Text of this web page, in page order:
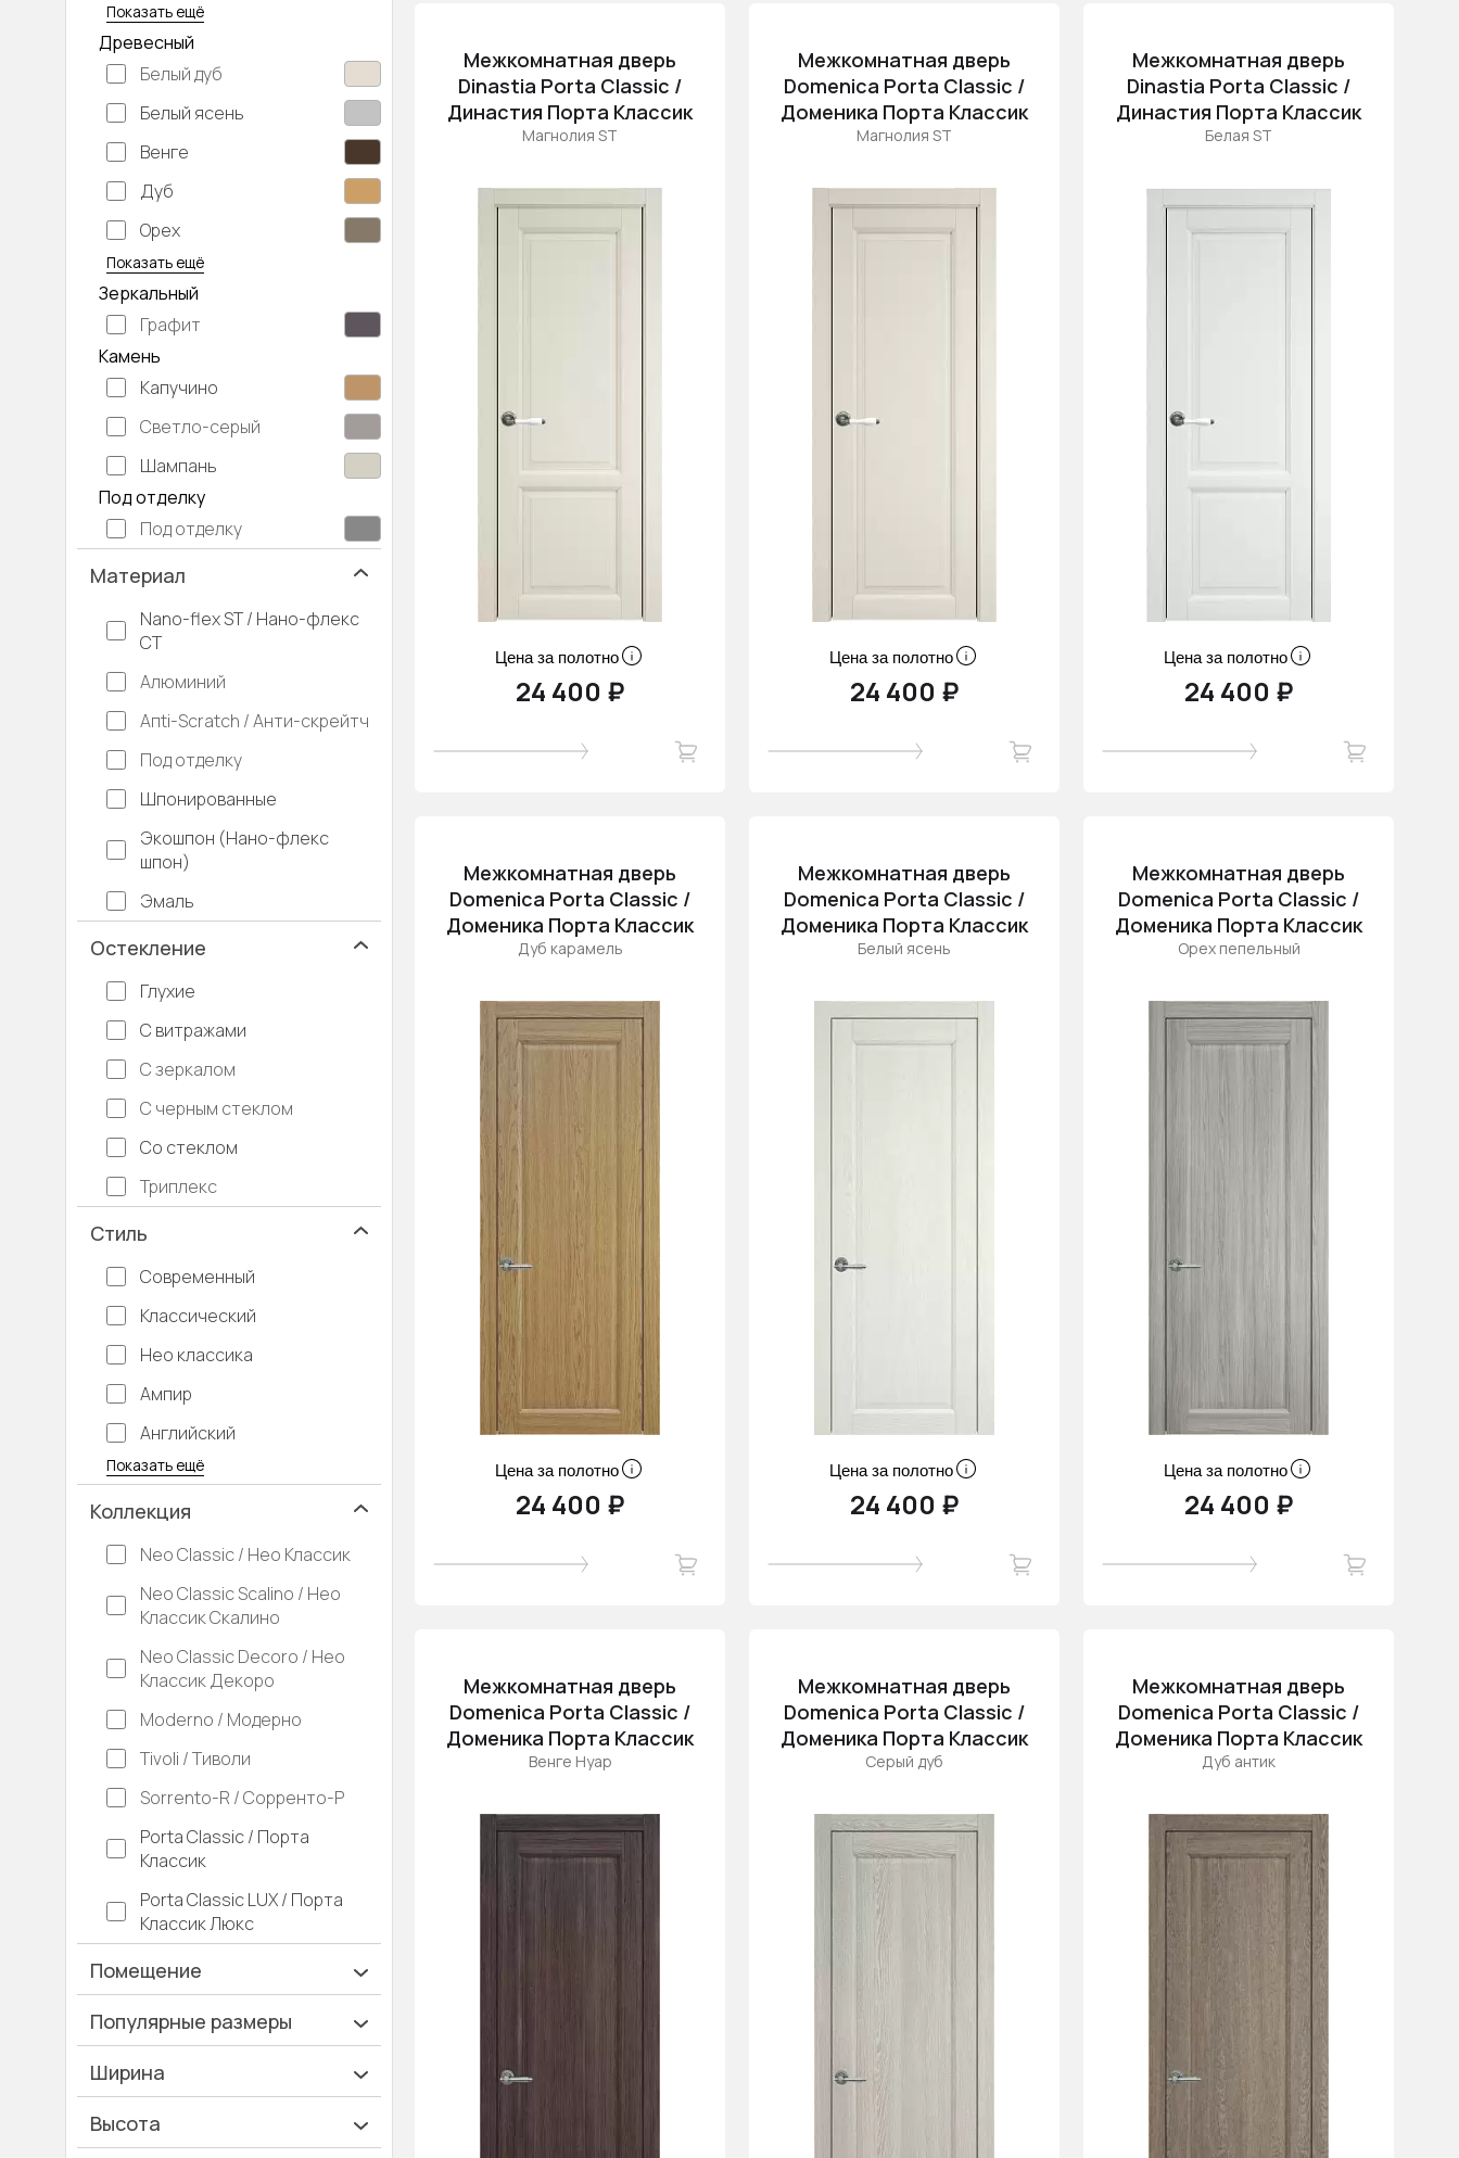
Показать ещё
Древесный
Белый дуб
Белый ясень
Венге
Дуб
Орех
Серый дуб
Показать ещё
Зеркальный
Графит
Камень
Капучино
Светло-серый
Шампань
Под отделку
Под отделку
Материал
Nano-flex ST / Нано-флекс
СТ
Алюминий
Апti-Sсrаtсh / Анти-скрейтч
Под отделку
Шпонированные
Экошпон (Нано-флекс
шпон)
Эмаль
Остекление
Глухие
С витражами
С зеркалом
С черным стеклом
Со стеклом
Триплекс
Стиль
Современный
Классический
Нео классика
Ампир
Английский
Багетные
Барокко
Кантри
Крашенные
Лофт
Модерн
Под старину
Прованс
Скандинавский
Современная классика
Хай-тек
Показать ещё
Коллекция
Neo Classic / Нео Классик
Neo Classic Scalino / Нео
Классик Скалино
Neo Classic Decoro / Нео
Классик Декоро
Moderno / Модерно
Tivoli / Тиволи
Sorrento-R / Сорренто-Р
Porta Classic / Порта
Классик
Porta Classic LUX / Порта
Классик Люкс
Помещение
Ванная и туалет
Гардеробная
Гостинная
Дача
Популярные размеры
600х2000
700х2000
900х2000
Ширина
Ширина 40 см
Высота
Межкомнатная дверь
Dinastia Porta Classic /
Династия Порта Классик
Магнолия ST
Цена за полотно
24 400 ₽
Межкомнатная дверь
Domenica Porta Classic /
Доменика Порта Классик
Магнолия ST
Цена за полотно
24 400 ₽
Межкомнатная дверь
Dinastia Porta Classic /
Династия Порта Классик
Белая ST
Цена за полотно
24 400 ₽
Межкомнатная дверь
Domenica Porta Classic /
Доменика Порта Классик
Дуб карамель
Цена за полотно
24 400 ₽
Межкомнатная дверь
Domenica Porta Classic /
Доменика Порта Классик
Белый ясень
Цена за полотно
24 400 ₽
Межкомнатная дверь
Domenica Porta Classic /
Доменика Порта Классик
Орех пепельный
Цена за полотно
24 400 ₽
Межкомнатная дверь
Domenica Porta Classic /
Доменика Порта Классик
Венге Нуар
Межкомнатная дверь
Domenica Porta Classic /
Доменика Порта Классик
Серый дуб
Межкомнатная дверь
Domenica Porta Classic /
Доменика Порта Классик
Дуб антик